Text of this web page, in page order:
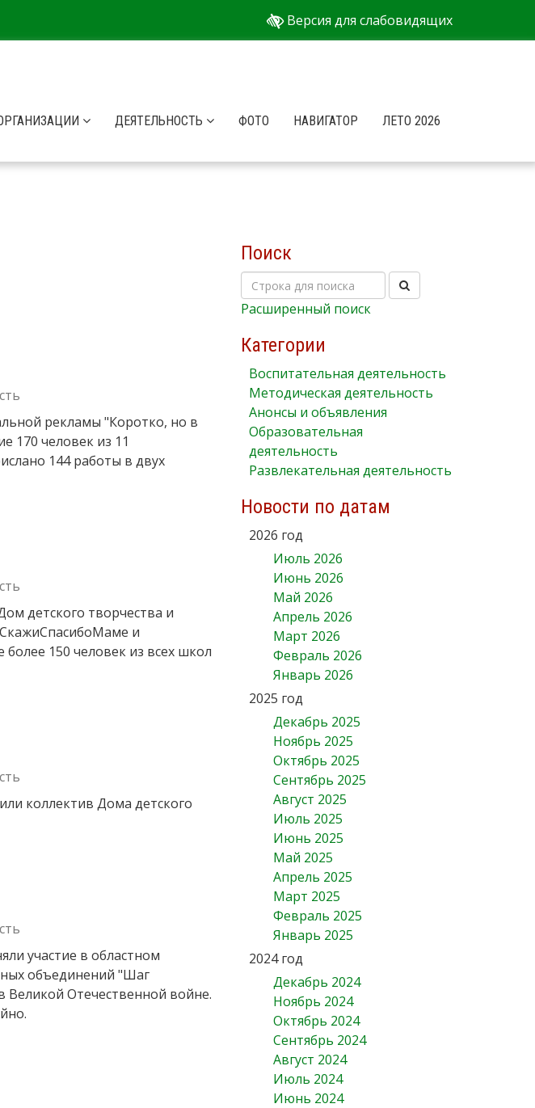
Версия для слабовидящих
ДЕЯТЕЛЬНОСТЬ ФОТО НАВИГАТОР ЛЕТО 2026
рекламы "Коротко, но в
170 человек из 11
144 работы в двух
детского творчества и
и
150 человек из всех школ
коллектив Дома детского
участие в областном
объединений "Шаг
Отечественной войне.
Поиск
Расширенный поиск
Категории
Воспитательная деятельность
Методическая деятельность
Анонсы и объявления
Образовательная
деятельность
Развлекательная деятельность
Новости по датам
2026 год
Июль 2026
Июнь 2026
Май 2026
Апрель 2026
Март 2026
Февраль 2026
Январь 2026
2025 год
Декабрь 2025
Ноябрь 2025
Октябрь 2025
Сентябрь 2025
Август 2025
Июль 2025
Июнь 2025
Май 2025
Апрель 2025
Март 2025
Февраль 2025
Январь 2025
2024 год
Декабрь 2024
Ноябрь 2024
Октябрь 2024
Сентябрь 2024
Август 2024
Июль 2024
Июнь 2024